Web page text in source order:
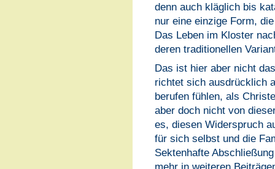
denn auch kläglich bis
nur eine einzige Form,
Das Leben im Kloster
deren traditionellen
Das ist hier aber nicht
richtet sich ausdrücklich
berufen fühlen, als
aber doch nicht von
es, diesen Widerspruch
für sich selbst und die
Sektenhafte